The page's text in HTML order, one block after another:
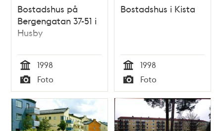
Bostadshus på
Bergengatan 37-51 i
Husby
Tid
1998
Typ
Foto
Bostadshus i Kista
Tid
1998
Typ
Foto